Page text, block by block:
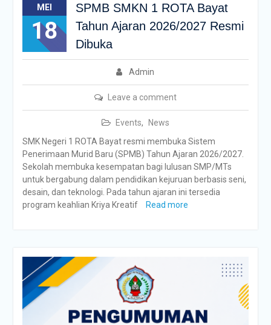
MEI
18
SPMB SMKN 1 ROTA Bayat
Tahun Ajaran 2026/2027 Resmi
Dibuka
Admin
Leave a comment
Events,
News
SMK Negeri 1 ROTA Bayat resmi membuka Sistem
Penerimaan Murid Baru (SPMB) Tahun Ajaran 2026/2027.
Sekolah membuka kesempatan bagi lulusan SMP/MTs
untuk bergabung dalam pendidikan kejuruan berbasis seni,
desain, dan teknologi. Pada tahun ajaran ini tersedia
program keahlian Kriya Kreatif
Read more